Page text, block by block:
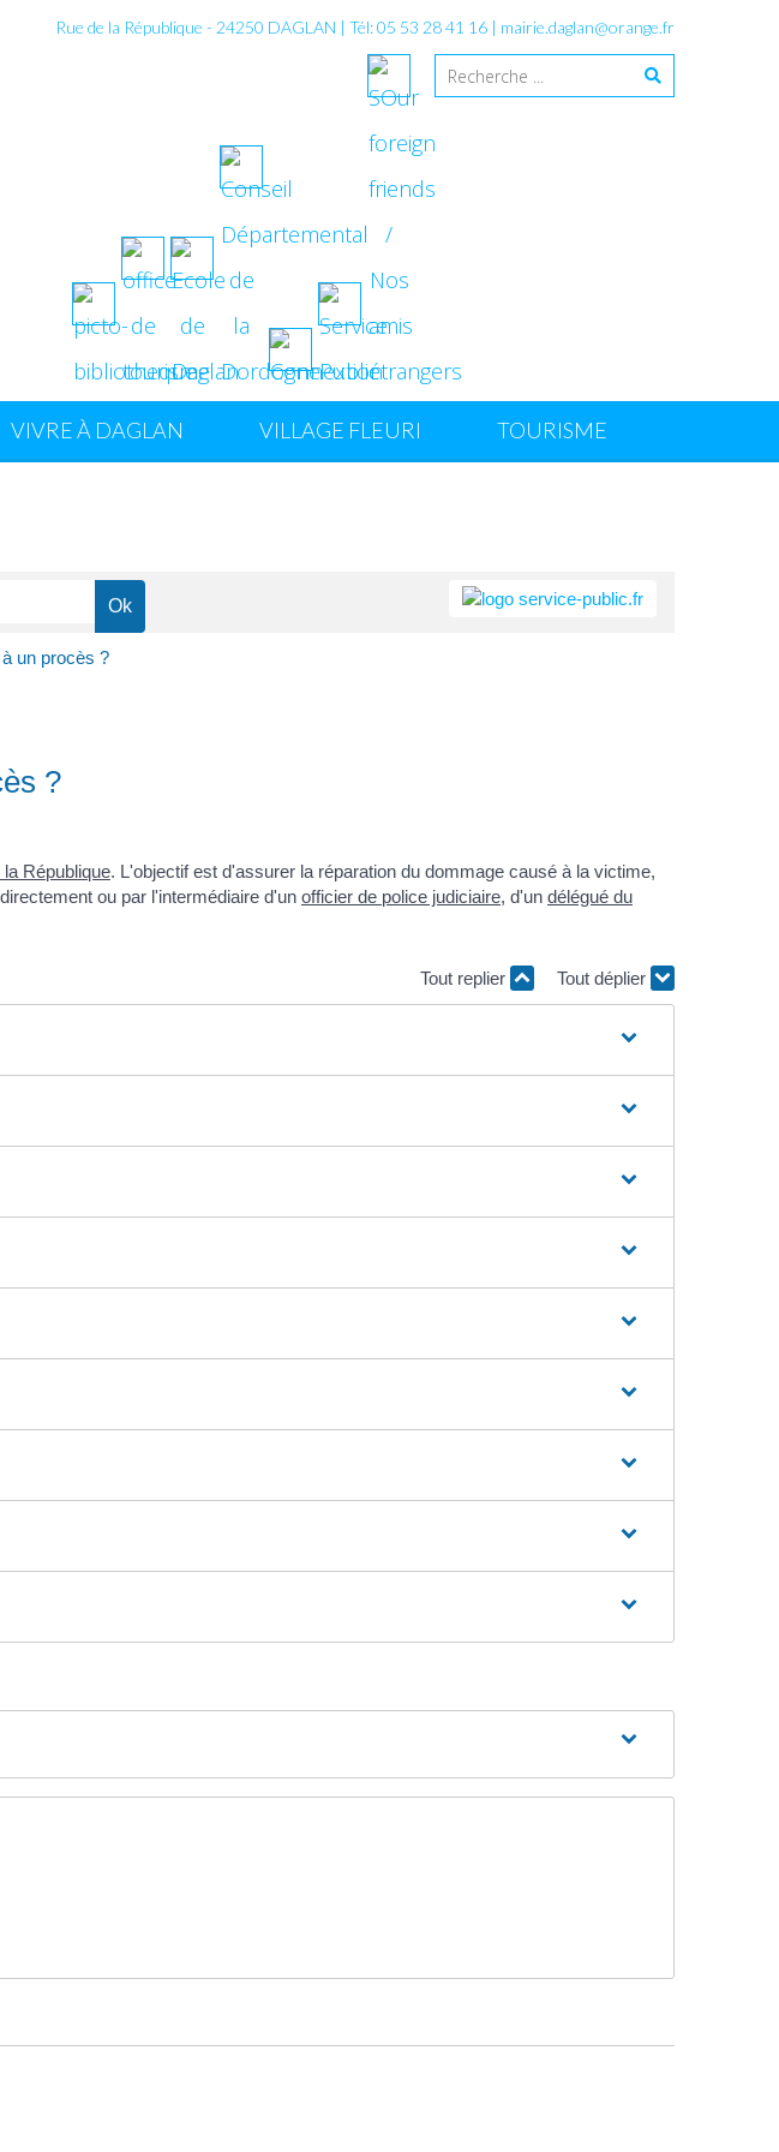
Rue de la République - 24250 DAGLAN | Tél: 05 53 28 41 16 | mairie.daglan@orange.fr
VIVRE À DAGLAN VILLAGE FLEURI TOURISME
un procès ?
?
République. L'objectif est d'assurer la réparation du dommage causé à la victime,
ou par l'intermédiaire d'un officier de police judiciaire, d'un délégué du
Tout replier Tout déplier